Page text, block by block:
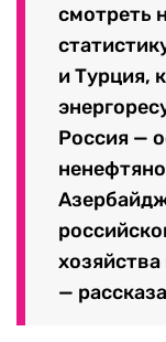
смотреть
и Турция,
Россия —
—